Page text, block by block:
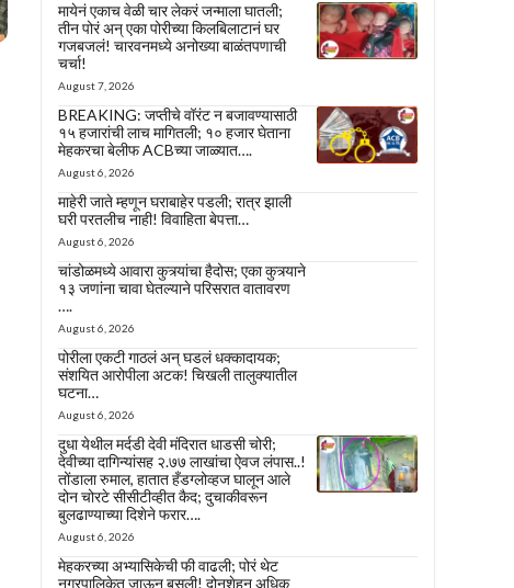
मायेनं एकाच वेळी चार लेकरं जन्माला घातली;
तीन पोरं अन् एका पोरीच्या किलबिलाटानं घर
गजबजलं! चारवनमध्ये अनोख्या बाळंतपणाची
चर्चा!
August 7, 2026
BREAKING: जप्तीचे वॉरंट न बजावण्यासाठी
१५ हजारांची लाच मागितली; १० हजार घेताना
मेहकरचा बेलीफ ACBच्या जाळ्यात….
August 6, 2026
माहेरी जाते म्हणून घराबाहेर पडली; रात्र झाली
घरी परतलीच नाही! विवाहिता बेपत्ता…
August 6, 2026
चांडोळमध्ये आवारा कुत्र्यांचा हैदोस; एका कुत्र्याने
१३ जणांना चावा घेतल्याने परिसरात वातावरण
….
August 6, 2026
पोरीला एकटी गाठलं अन् घडलं धक्कादायक;
संशयित आरोपीला अटक! चिखली तालुक्यातील
घटना…
August 6, 2026
दुधा येथील मर्दडी देवी मंदिरात धाडसी चोरी;
देवीच्या दागिन्यांसह २.७७ लाखांचा ऐवज लंपास..!
तोंडाला रुमाल, हातात हँडग्लोव्हज घालून आले
दोन चोरटे सीसीटीव्हीत कैद; दुचाकीवरून
बुलढाण्याच्या दिशेने फरार….
August 6, 2026
मेहकरच्या अभ्यासिकेची फी वाढली; पोरं थेट
नगरपालिकेत जाऊन बसली! दोनशेहून अधिक